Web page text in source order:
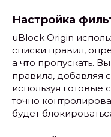
Настройка
uBlock Origin
списки правил,
а что пропускать.
правила, добавляя
используя готовые
точно
будет